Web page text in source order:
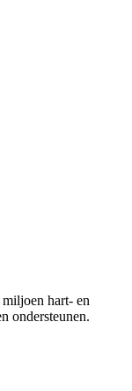
hart- en
ondersteunen.